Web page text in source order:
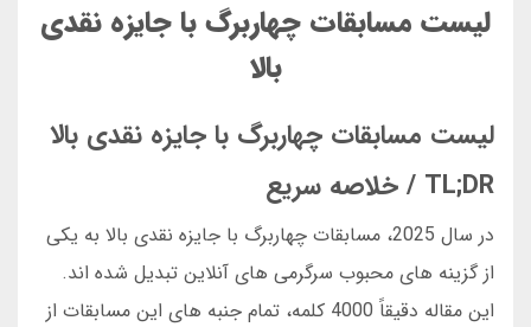
لیست مسابقات چهاربرگ با جایزه نقدی
بالا
لیست مسابقات چهاربرگ با جایزه نقدی بالا
TL;DR / خلاصه سریع
در سال 2025، مسابقات چهاربرگ با جایزه نقدی بالا به یکی
از گزینه های محبوب سرگرمی های آنلاین تبدیل شده اند.
این مقاله دقیقاً 4000 کلمه، تمام جنبه های این مسابقات از